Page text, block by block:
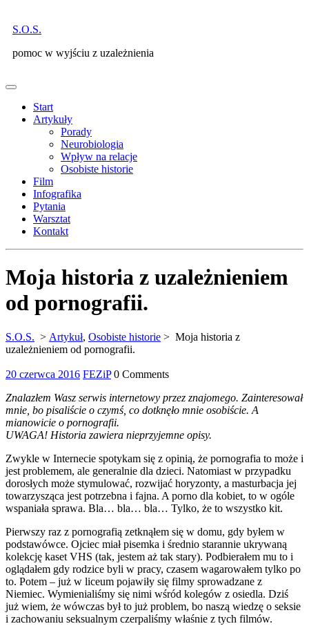
content
S.O.S.
pomoc w wyjściu z uzależnienia
Open
Start
Artykuły
Porady
Neurobiologia
Wpływ na relacje
Osobiste historie
Film
Infografika
Pytania
Warsztat
Kontakt
Close
Moja historia z uzależnieniem
od pornografii.
S.O.S. > Artykuł, Osobiste historie > Moja historia z
uzależnieniem od pornografii.
20 czerwca 201620
2016
FEZiP 0 Comments
Znalazłem Wasz serwis internetowy przez znajomego. Zainteresował
mnie, bo pisaliście o czymś, co dotknęło mnie osobiście. A
mianowicie o pornografii.
UWAGA! Historia zawiera nieprzyjemne opisy.
Zwykle w Internecie spotykam się z opinią, że pornografia to może i
jest problemem, ale generalnie dla dzieci. Natomiast w przypadku
dorosłych może stymulować, rozwijać horyzonty, a masturbacja jej
towarzysząca jest potrzebna i fajna. A porno dla kobiet, to w ogóle
wspaniała sprawa. Bla… bla… bla… Tylko, że to wszystko kit.
Pierwszy raz z pornografią zetknąłem się w domu, gdy byłem w
podstawówce. Ojciec miał pisemka i średnio starannie ukrywaną
kolekcję kaset VHS (tak, jestem aż tak stary). Podbierałem mu to i
oglądałem gdy rodzice byli w pracy, czasem wagarowałem tylko po
to. Potem – już w liceum pojawiły się filmy sprowadzane z
Niemiec. Wymienialiśmy się nimi wśród kolegów z osiedla. Dziś
już wiem, że wówczas był to już problem, bo naszą wiedzę o seksie
i zachowaniu seksualnym czerpaliśmy właśnie z tych filmów.